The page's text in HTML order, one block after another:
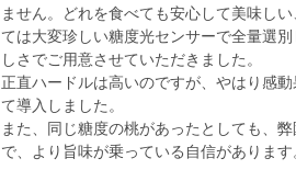
ません。どれを食べても安心して美味し
ては大変珍しい糖度光センサーで全量選
しさでご用意させていただきました。
正直ハードルは高いのですが、やはり感
て導入しました。
また、同じ糖度の桃があったとしても、
で、より旨味が乗っている自信があります